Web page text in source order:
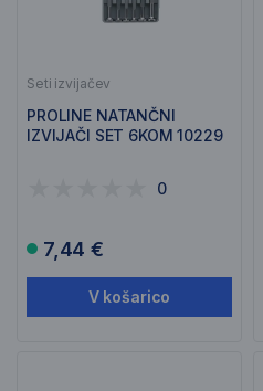
Seti izvijačev
PROLINE NATANČNI
IZVIJAČI SET 6KOM 10229
0
7,44 €
V košarico